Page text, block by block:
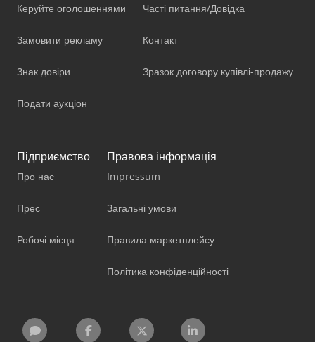
Керуйте оголошеннями
Замовити рекламу
Знак довіри
Подати аукціон
Часті питання/Довідка
Контакт
Зразок договору купівлі-продажу
Підприємство
Про нас
Прес
Робочі місця
Правова інформація
Impressum
Загальні умови
Правила маркетплейсу
Політика конфіденційності